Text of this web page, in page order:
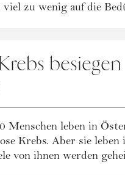
zu wenig auf die
besiegen
Menschen leben in
Krebs. Aber sie leben
von ihnen werden